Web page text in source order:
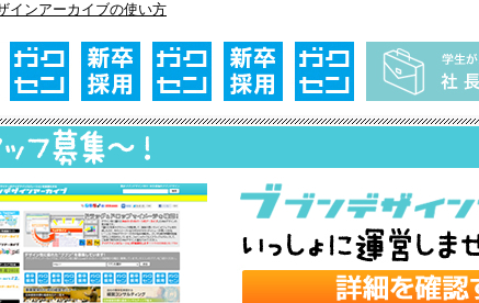
インアーカイブの使い方